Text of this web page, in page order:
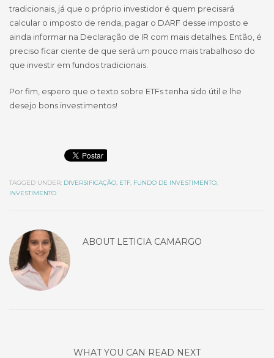
tradicionais, já que o próprio investidor é quem precisará
calcular o imposto de renda, pagar o DARF desse imposto e
ainda informar na Declaração de IR com mais detalhes. Então, é
preciso ficar ciente de que será um pouco mais trabalhoso do
que investir em fundos tradicionais.
Por fim, espero que o texto sobre ETFs tenha sido útil e lhe
desejo bons investimentos!
TAGGED UNDER: DIVERSIFICAÇÃO, ETF, FUNDO DE INVESTIMENTO,
INVESTIMENTO
ABOUT LETICIA CAMARGO
WHAT YOU CAN READ NEXT